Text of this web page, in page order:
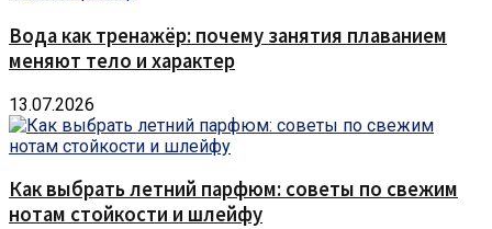
Вода как тренажёр: почему занятия плаванием
меняют тело и характер
13.07.2026
Как выбрать летний парфюм: советы по свежим
нотам стойкости и шлейфу